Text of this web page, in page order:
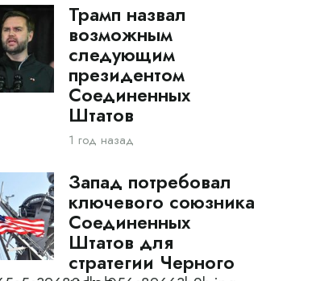
Трамп назвал
возможным
следующим
президентом
Соединенных
Штатов
1 год назад
Запад потребовал
ключевого союзника
Соединенных
Штатов для
стратегии Черного